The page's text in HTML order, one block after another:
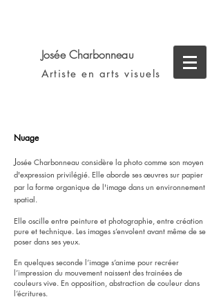
JoséeCharbonneau
Artiste en arts visuels
Nuage
Josée Charbonneau considère la photo comme son moyen
d'expression privilégié. Elle aborde ses œuvres sur papier
par la forme organique de l'image dans un environnement
spatial.
Elle oscille entre peinture et photographie, entre création
pure et technique. Les images s’envolent avant même de se
poser dans ses yeux.
En quelques seconde l’image s’anime pour recréer
l’impression du mouvement naissent des trainées de
couleurs vive. En opposition, abstraction de couleur dans
l’écritures.